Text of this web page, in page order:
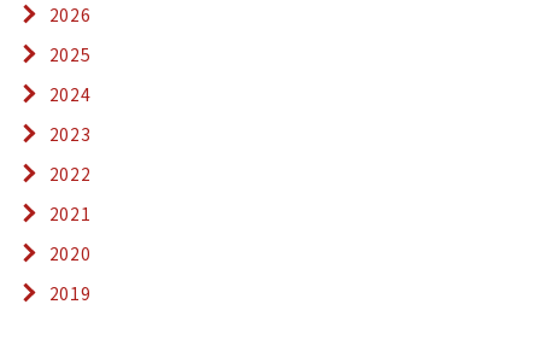
2026
2025
2024
2023
2022
2021
2020
2019